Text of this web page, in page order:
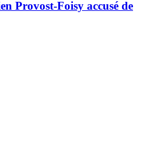
Provost-Foisy accusé de